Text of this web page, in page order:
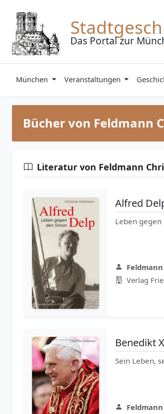
Das Portal zur
München Veranstaltungen
Bücher von Feldmann
Literatur von Feldmann
Alfred
Leben gegen
Verlag
Benedikt
Sein Leben,